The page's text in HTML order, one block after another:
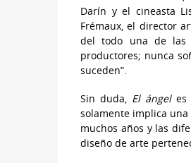
Darín y el cineasta
Frémaux, el director
del todo una de las
productores; nunca
suceden”.
Sin duda, El ángeles
solamente implica
muchos años y las
diseño de arte